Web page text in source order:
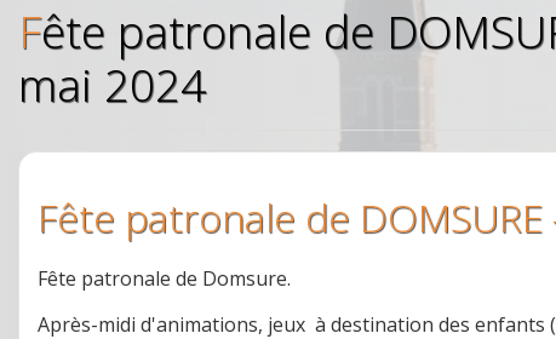
Fête patronale de DOMSURE - Fête du bonbon 26
mai 2024
Fête patronale de
Fête patronale de Domsure.
Après-midi d'animations, jeux à destination des